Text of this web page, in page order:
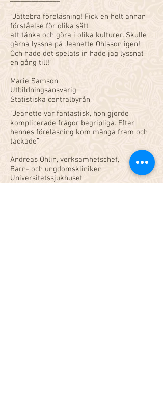
"Jättebra föreläsning! Fick en helt annan
förståelse för olika sätt
att tänka och göra i olika kulturer. Skulle
gärna lyssna på Jeanette Ohlsson igen!
Och hade det spelats in hade jag lyssnat
en gång till!"
Marie Samson
Utbildningsansvarig
Statistiska centralbyrån
"Jeanette var fantastisk, hon gjorde
komplicerade frågor begripliga. Efter
hennes föreläsning kom många fram och
tackade”
Andreas Ohlin, verksamhetschef,
Barn- och ungdomskliniken
Universitetssjukhuset